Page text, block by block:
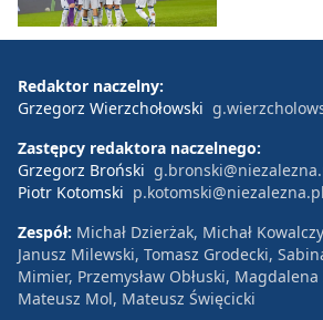
Redaktor naczelny:
Grzegorz Wierzchołowski
Zastępcy redaktora naczelnego:
Grzegorz Broński
Piotr Kotomski p.kotomski@niezalezna.pl
Zespół: Michał Dzierżak, Michał
Janusz Milewski, Tomasz Grodecki,
Mimier, Przemysław Obłuski,
Mateusz Mol, Mateusz Święcicki